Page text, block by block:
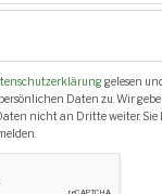
gelesen
Daten zu. Wir
nicht an Dritte weiter.